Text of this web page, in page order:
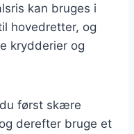
kan bruges i
hovedretter, og
krydderier og
først skære
derefter bruge et